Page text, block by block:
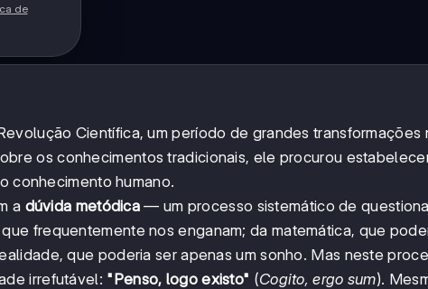
de
Científica, um período de grandes transformações
os conhecimentos tradicionais, ele procurou
conhecimento humano.
a dúvida metódica — um processo sistemático de
frequentemente nos enganam; da matemática, que
que poderia ser apenas um sonho. Mas neste
irrefutável: "Penso, logo existo" (Cogito, ergo sum).